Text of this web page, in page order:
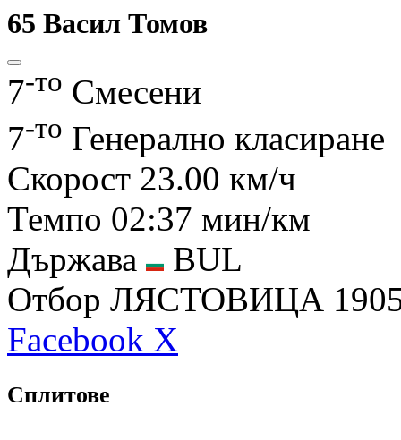
65 Васил Томов
7-то Смесени
7-то Генерално класиране
Скорост 23.00 км/ч
Темпо 02:37 мин/км
Държава
BUL
Отбор ЛЯСТОВИЦА
Facebook X
Сплитове